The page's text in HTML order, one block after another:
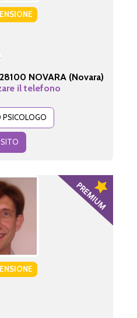
28100 NOVARA (Novara)
il telefono
PSICOLOGO
SITO